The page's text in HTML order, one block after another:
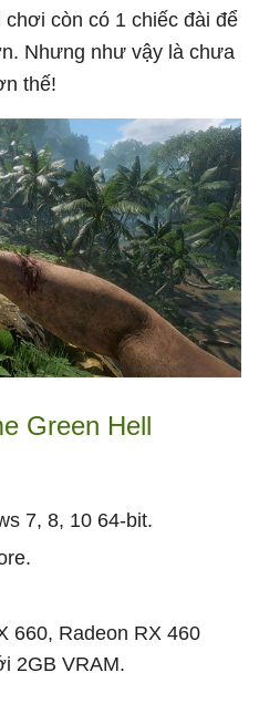
còn có 1 chiếc đài để
Nhưng như vậy là chưa
thế!
Green Hell
7, 8, 10 64-bit.
660, Radeon RX 460
2GB VRAM.